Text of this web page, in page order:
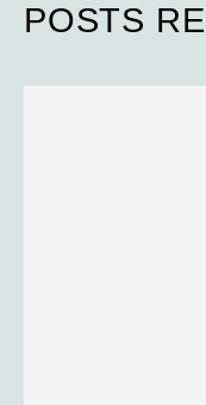
POSTS